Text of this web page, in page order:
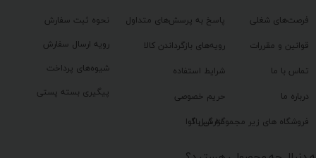
نحوه ثبت سفارش
رویه ارسال سفارش
شیوه‌های پرداخت
پیگیری بسته پستی
پاسخ به پرسش‌های متداول
رویه‌های بازگرداندن کالا
شرایط استفاده
حریم خصوصی
گزارش باگ
فرصت‌های شغلی
قوانین و مقررات
تماس با ما
درباره ما
فروشگاه های زیر مجموعه گیل آوا